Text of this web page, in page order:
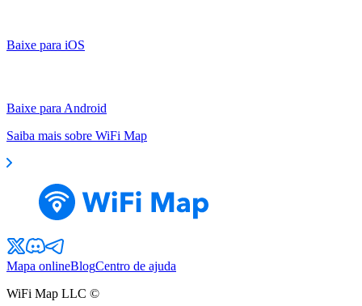
Baixe para iOS
Baixe para Android
Saiba mais sobre WiFi Map
Mapa onlineBlogCentro de ajuda
WiFi Map LLC ©